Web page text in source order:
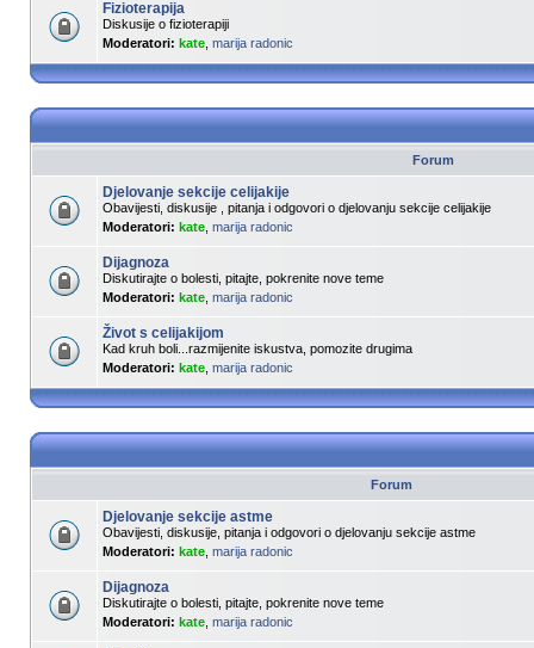
Fizioterapija
Diskusije o fizioterapiji
Moderatori: kate marija radonic
Forum
Djelovanje sekcije celijakije
Obavijesti, diskusije , pitanja i odgovori o djelovanju sekcije celijakije
Moderatori: kate marija radonic
Dijagnoza
Diskutirajte o bolesti, pitajte, pokrenite nove teme
Moderatori: kate marija radonic
Život s celijakijom
Kad kruh boli...razmijenite iskustva, pomozite drugima
Moderatori: kate marija radonic
Forum
Djelovanje sekcije astme
Obavijesti, diskusije, pitanja i odgovori o djelovanju sekcije astme
Moderatori: kate marija radonic
Dijagnoza
Diskutirajte o bolesti, pitajte, pokrenite nove teme
Moderatori: kate marija radonic